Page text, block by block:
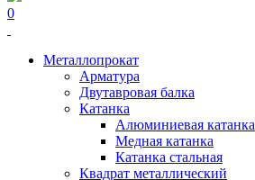
0
Металлопрокат
Арматура
Двутавровая балка
Катанка
Алюминиевая катанка
Медная катанка
Катанка стальная
Квадрат металлический